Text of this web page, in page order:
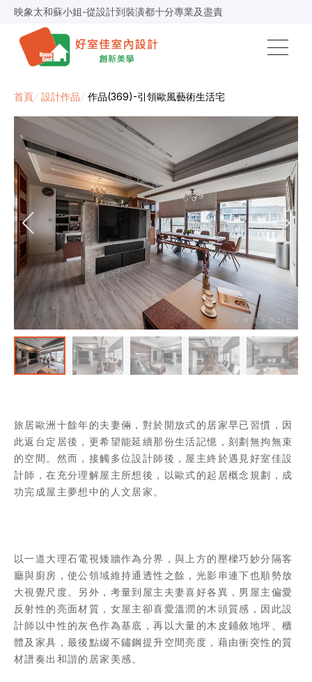
映象太和蘇小姐-從設計到裝潢都十分專業及盡責
超級F1歐小姐-設計跟材料的品質都很優質，建議實用
說明仔細流程順暢，注意施工上細節，施工團隊專業細心
毛胚屋裝修推薦，設計師與工務完美配合，效果非常滿意
春城越蔡先生-設計師溝通規劃完善，整體來說相當滿意
首頁/ 設計作品/ 作品(369)-引領歐風藝術生活宅
旅居歐洲十餘年的夫妻倆，對於開放式的居家早已習慣，因
此返台定居後，更希望能延續那份生活記憶，刻劃無拘無束
的空間。然而，接觸多位設計師後，屋主終於遇見好室佳設
計師，在充分理解屋主所想後，以歐式的起居概念規劃，成
功完成屋主夢想中的人文居家。
以一道大理石電視矮牆作為分界，與上方的壓樑巧妙分隔客
廳與廚房，使公領域維持通透性之餘，光影串連下也順勢放
大視覺尺度。另外，考量到屋主夫妻喜好各異，男屋主偏愛
反射性的亮面材質，女屋主卻喜愛溫潤的木頭質感，因此設
計師以中性的灰色作為基底，再以大量的木皮鋪敘地坪、櫃
體及家具，最後點綴不鏽鋼提升空間亮度，藉由衝突性的質
材譜奏出和諧的居家美感。